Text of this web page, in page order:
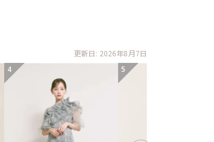
更新日: 2026年8月7日
4 5